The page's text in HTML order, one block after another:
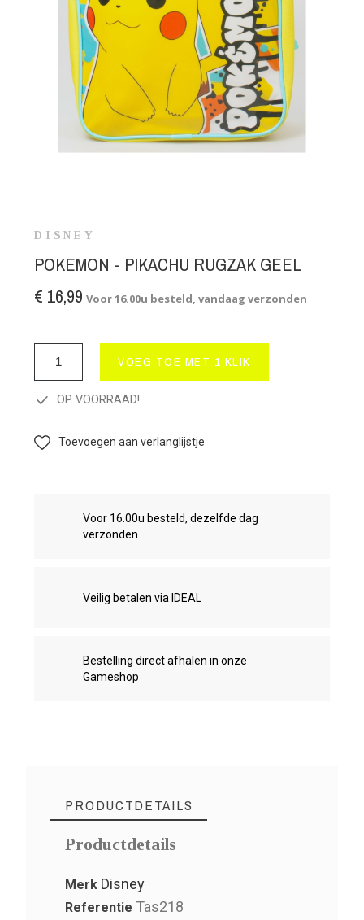
DISNEY
POKEMON - PIKACHU RUGZAK GEEL
€ 16,99 Voor 16.00u besteld, vandaag verzonden
VOEG TOE MET 1 KLIK
OP VOORRAAD!
Toevoegen aan verlanglijstje
Voor 16.00u besteld, dezelfde dag
verzonden
Veilig betalen via IDEAL
Bestelling direct afhalen in onze
Gameshop
PRODUCTDETAILS
Productdetails
Merk Disney
Referentie Tas218